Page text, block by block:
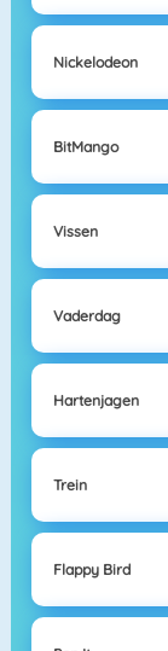
Nickelodeon
BitMango
Vissen
Vaderdag
Hartenjagen
Trein
Flappy Bird